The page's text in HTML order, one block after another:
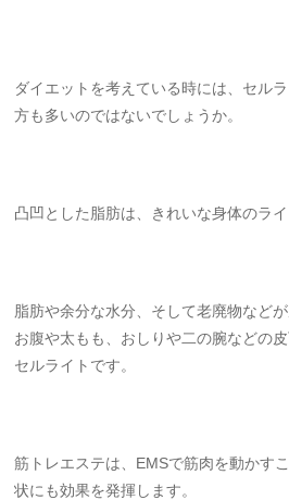
ダイエットを考えている時には、セル
方も多いのではないでしょうか。
凸凹とした脂肪は、きれいな身体のラ
脂肪や余分な水分、そして老廃物など
お腹や太もも、おしりや二の腕などの
セルライトです。
筋トレエステは、EMSで筋肉を動かす
状にも効果を発揮します。